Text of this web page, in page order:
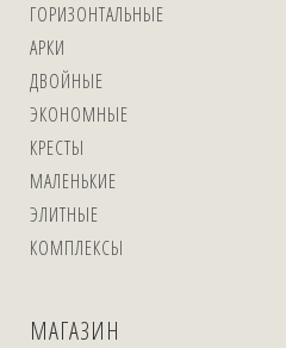
ГОРИЗОНТАЛЬНЫЕ
АРКИ
ДВОЙНЫЕ
ЭКОНОМНЫЕ
КРЕСТЫ
МАЛЕНЬКИЕ
ЭЛИТНЫЕ
КОМПЛЕКСЫ
МАГАЗИН